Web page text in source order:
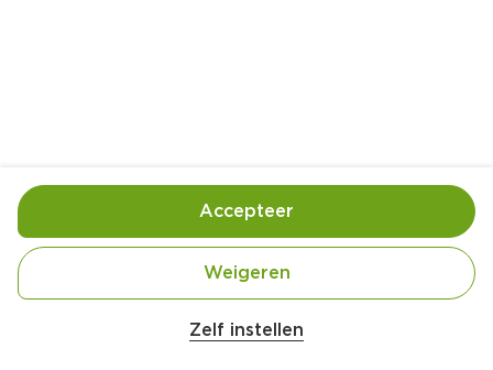
Ingrediënten Bereiding
Zelf instellen
Weigeren
Accepteer